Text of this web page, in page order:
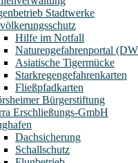
Stadtwerke
Hilfe im Notfall
Naturengefahrenportal
Asiatische Tigermücke
Starkregengefahrenkarten
Fließpfadkarten
Bürgerstiftung
Erschließungs-GmbH
Dachsicherung
Schallschutz